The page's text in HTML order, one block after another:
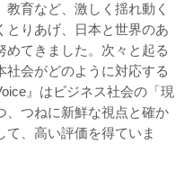
育など、激しく揺れ動く
とりあげ、日本と世界のあ
めてきました。次々と起る
会がどのように対応する
』はビジネス社会の「現
、つねに新鮮な視点と確か
て、高い評価を得ていま